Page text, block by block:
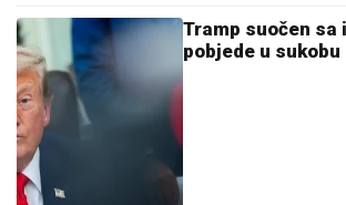
Tramp suočen sa
pobjede u sukobu